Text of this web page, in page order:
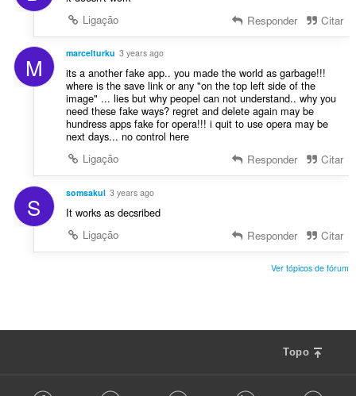
Ligação
Responder Citar
M marcelturku 3 years ago
its a another fake app.. you made the world as garbage!!!
where is the save link or any "on the top left side of the
image" ... lies but why peopel can not understand.. why you
need these fake ways? regret and delete again may be
hundress apps fake for opera!!! i quit to use opera may be
next days... no control here
Ligação
Responder Citar
S somsakul 3 years ago
It works as decsribed
Ligação
Responder Citar
Ver tópicos de fórum
Topo